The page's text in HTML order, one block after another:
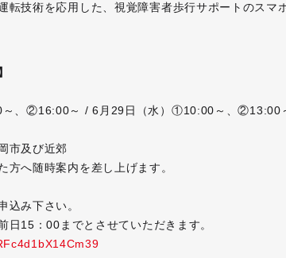
転技術を応用した、視覚障害者歩行サポートのスマ
、②16:00～ / 6月29日（水）①10:00～、②13:00
市及び近郊
へ随時案内を差し上げます。
込み下さい。
日15：00までとさせていただきます。